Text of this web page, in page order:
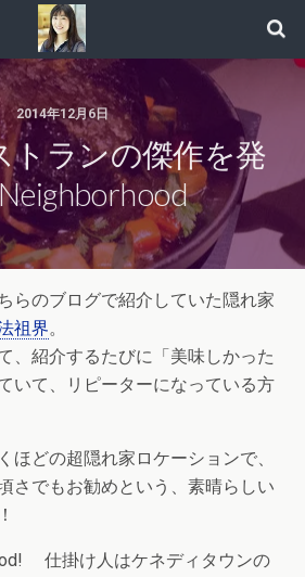
2014年12月6日
トランの傑作を発
らのブログで紹介していた隠れ家
祖界。
、紹介するたびに「美味しかった
いて、リピーターになっている方
ほどの超隠れ家ロケーションで、
さでもお勧めという、素晴らしい
仕掛け人はケネディタウンの